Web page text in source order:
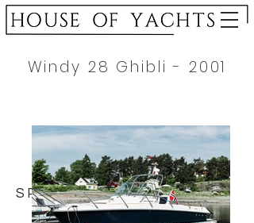
Windy 28 Ghibli - 2001
SPESIFIKASJON